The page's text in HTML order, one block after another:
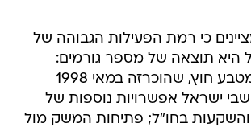
כי רמת הפעילות הגבוהה של
היא תוצאה של מספר גורמים:
הליברליזציה במטבע חוץ, שהוכרזה במאי 1998
ישראל אפשרויות נוספות של
והשקעות בחו"ל; פתיחות המשק מול